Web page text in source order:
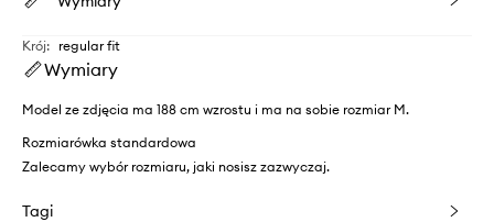
Krój: regular fit
Wymiary
Model ze zdjęcia ma 188 cm wzrostu i ma na sobie rozmiar M.
Rozmiarówka standardowa
Zalecamy wybór rozmiaru, jaki nosisz zazwyczaj.
Tagi